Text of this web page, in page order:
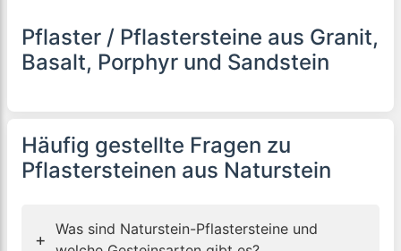
Pflaster / Pflastersteine aus Granit,
Basalt, Porphyr und Sandstein
Häufig gestellte Fragen zu
Pflastersteinen aus Naturstein
+
Was sind Naturstein-Pflastersteine und